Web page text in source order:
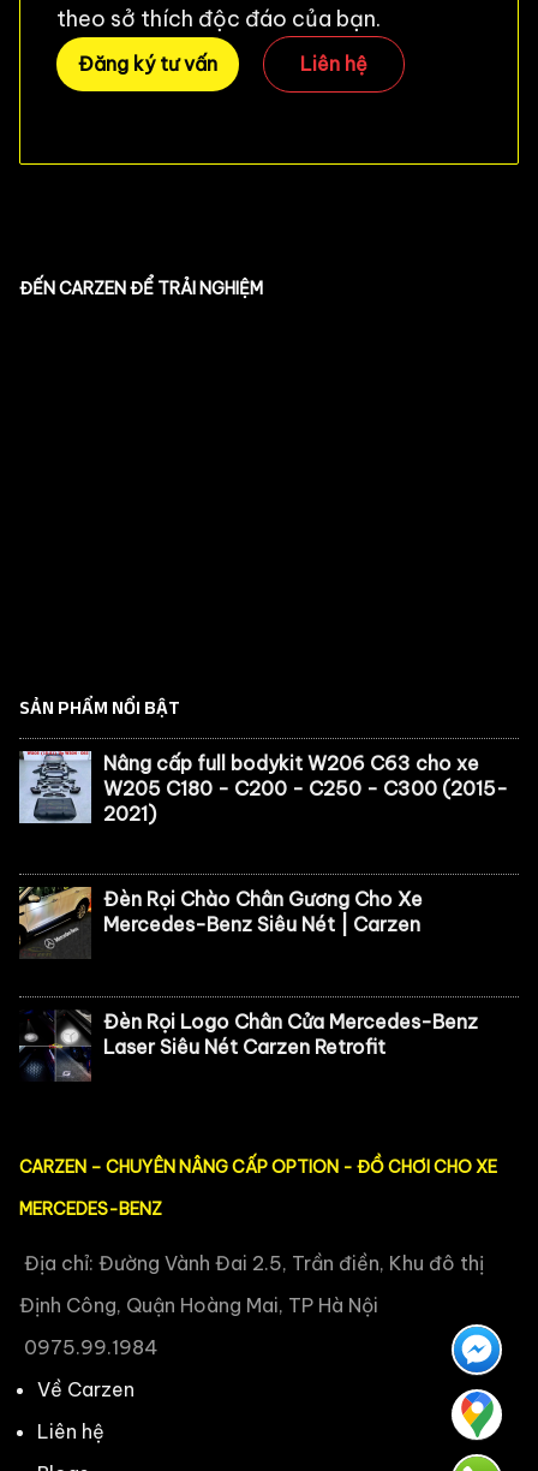
theo sở thích độc đáo của bạn.
Đăng ký tư vấn Liên hệ
ĐẾN CARZEN ĐỂ TRẢI NGHIỆM
SẢN PHẨM NỔI BẬT
Nâng cấp full bodykit W206 C63 cho xe
W205 C180 - C200 - C250 - C300 (2015-
2021)
Đèn Rọi Chào Chân Gương Cho Xe
Mercedes-Benz Siêu Nét | Carzen
Đèn Rọi Logo Chân Cửa Mercedes-Benz
Laser Siêu Nét Carzen Retrofit
CARZEN – CHUYÊN NÂNG CẤP OPTION - ĐỒ CHƠI CHO XE
MERCEDES-BENZ
Địa chỉ: Đường Vành Đai 2.5, Trần điền, Khu đô thị
Định Công, Quận Hoàng Mai, TP Hà Nội
0975.99.1984
Về Carzen
Liên hệ